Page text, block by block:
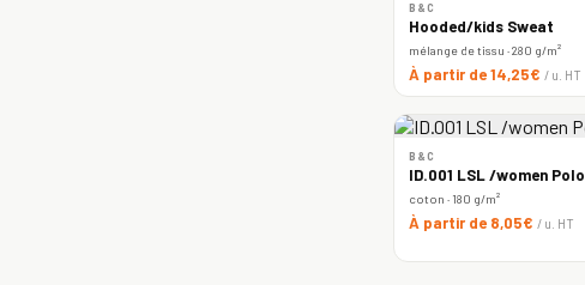
B&C
Hooded/kids Sweat
mélange de tissu · 280 g/m²
À partir de 14,25€ / u. HT
B&C
ID.001 LSL /women Polo
coton · 180 g/m²
À partir de 8,05€ / u. HT